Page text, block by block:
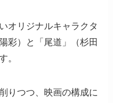
オリジナルキャラクタ
彩）と「尾道」（杉田
。
りつつ、映画の構成に